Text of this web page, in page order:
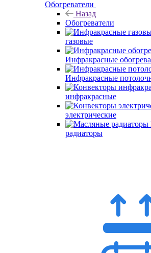
Обогреватели
Назад
Обогреватели
газовые
Инфракрасные
Инфракрасные
инфракрасные
электрические
радиаторы